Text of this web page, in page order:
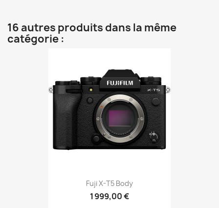
16 autres produits dans la même
catégorie :
Fuji X-T5 Body
1 999,00 €